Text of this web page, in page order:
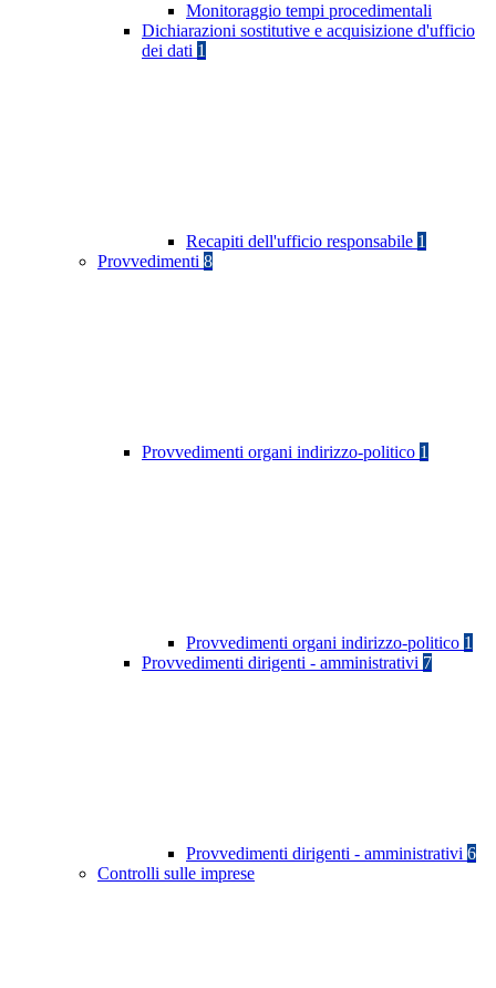
Monitoraggio tempi procedimentali
Dichiarazioni sostitutive e acquisizione d'ufficio
dei dati 1
Recapiti dell'ufficio responsabile 1
Provvedimenti 8
Provvedimenti organi indirizzo-politico 1
Provvedimenti organi indirizzo-politico 1
Provvedimenti dirigenti - amministrativi 7
Provvedimenti dirigenti - amministrativi 6
Controlli sulle imprese